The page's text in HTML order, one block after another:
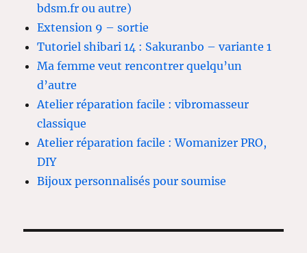
bdsm.fr ou autre)
Extension 9 – sortie
Tutoriel shibari 14 : Sakuranbo – variante 1
Ma femme veut rencontrer quelqu’un
d’autre
Atelier réparation facile : vibromasseur
classique
Atelier réparation facile : Womanizer PRO,
DIY
Bijoux personnalisés pour soumise